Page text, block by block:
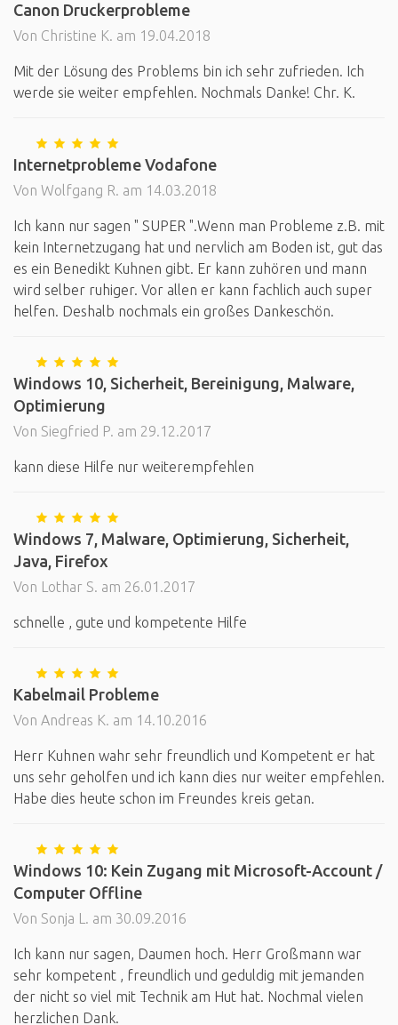
Canon Druckerprobleme
Von Christine K. am 19.04.2018
Mit der Lösung des Problems bin ich sehr zufrieden. Ich
werde sie weiter empfehlen. Nochmals Danke! Chr. K.
Internetprobleme Vodafone
Von Wolfgang R. am 14.03.2018
Ich kann nur sagen " SUPER ".Wenn man Probleme z.B. mit
kein Internetzugang hat und nervlich am Boden ist, gut das
es ein Benedikt Kuhnen gibt. Er kann zuhören und mann
wird selber ruhiger. Vor allen er kann fachlich auch super
helfen. Deshalb nochmals ein großes Dankeschön.
Windows 10, Sicherheit, Bereinigung, Malware,
Optimierung
Von Siegfried P. am 29.12.2017
kann diese Hilfe nur weiterempfehlen
Windows 7, Malware, Optimierung, Sicherheit,
Java, Firefox
Von Lothar S. am 26.01.2017
schnelle , gute und kompetente Hilfe
Kabelmail Probleme
Von Andreas K. am 14.10.2016
Herr Kuhnen wahr sehr freundlich und Kompetent er hat
uns sehr geholfen und ich kann dies nur weiter empfehlen.
Habe dies heute schon im Freundes kreis getan.
Windows 10: Kein Zugang mit Microsoft-Account /
Computer Offline
Von Sonja L. am 30.09.2016
Ich kann nur sagen, Daumen hoch. Herr Großmann war
sehr kompetent , freundlich und geduldig mit jemanden
der nicht so viel mit Technik am Hut hat. Nochmal vielen
herzlichen Dank.